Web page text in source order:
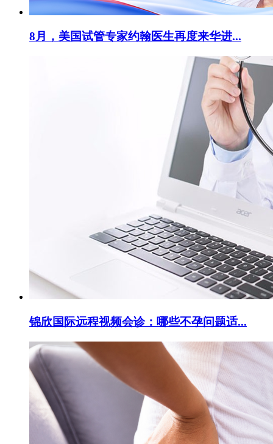
8月，美国试管专家约翰医生再度来华进...
锦欣国际远程视频会诊：哪些不孕问题适...